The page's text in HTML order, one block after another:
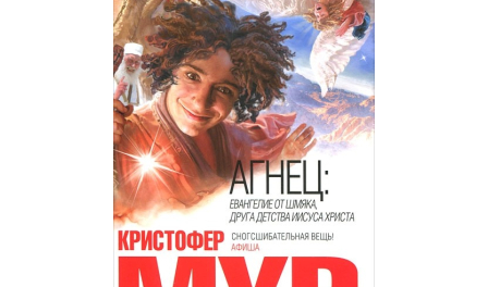
Рейтинги
обсуждаемые